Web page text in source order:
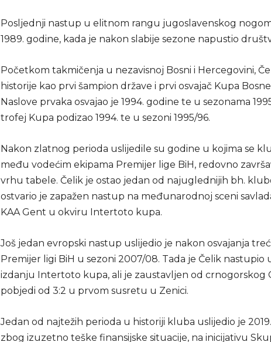
Posljednji nastup u elitnom rangu jugoslavenskog
1989. godine, kada je nakon slabije sezone napustio
Početkom takmičenja u nezavisnoj Bosni i Hercegovini,
historije kao prvi šampion države i prvi osvajač Kupa
Naslove prvaka osvajao je 1994. godine te u sezonama
trofej Kupa podizao 1994. te u sezoni 1995/96.
Nakon zlatnog perioda uslijedile su godine u kojima se
među vodećim ekipama Premijer lige BiH, redovno
vrhu tabele. Čelik je ostao jedan od najuglednijih bh.
ostvario je zapažen nastup na međunarodnoj sceni
KAA Gent u okviru Intertoto kupa.
Još jedan evropski nastup uslijedio je nakon osvajanja
Premijer ligi BiH u sezoni 2007/08. Tada je Čelik nastupio
izdanju Intertoto kupa, ali je zaustavljen od crnogorskog
pobjedi od 3:2 u prvom susretu u Zenici.
Jedan od najtežih perioda u historiji kluba uslijedio je
zbog izuzetno teške finansijske situacije, na inicijativu